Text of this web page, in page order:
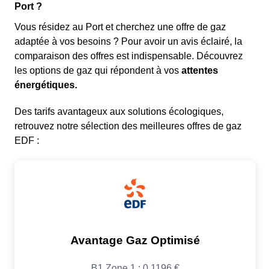
Port ?
Vous résidez au Port et cherchez une offre de gaz
adaptée à vos besoins ? Pour avoir un avis éclairé, la
comparaison des offres est indispensable. Découvrez
les options de gaz qui répondent à vos attentes
énergétiques.
Des tarifs avantageux aux solutions écologiques,
retrouvez notre sélection des meilleures offres de gaz
EDF :